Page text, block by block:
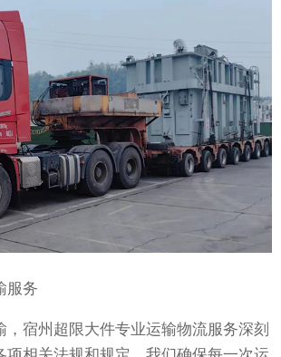
服务
，宿州超限大件专业运输物流服务深刻